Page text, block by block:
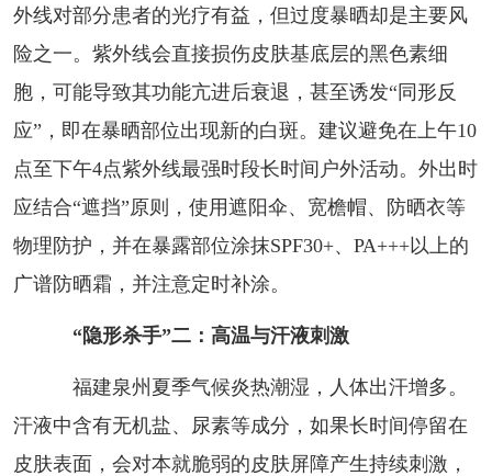
外线对部分患者的光疗有益，但过度暴晒却是主要风
险之一。紫外线会直接损伤皮肤基底层的黑色素细
胞，可能导致其功能亢进后衰退，甚至诱发“同形反
应”，即在暴晒部位出现新的白斑。建议避免在上午10
点至下午4点紫外线最强时段长时间户外活动。外出时
应结合“遮挡”原则，使用遮阳伞、宽檐帽、防晒衣等
物理防护，并在暴露部位涂抹SPF30+、PA+++以上的
广谱防晒霜，并注意定时补涂。
“隐形杀手”二：高温与汗液刺激
福建泉州夏季气候炎热潮湿，人体出汗增多。
汗液中含有无机盐、尿素等成分，如果长时间停留在
皮肤表面，会对本就脆弱的皮肤屏障产生持续刺激，